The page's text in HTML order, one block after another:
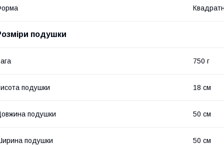
подушки
750 г
подушки 18 см
подушки 50 см
подушки 50 см